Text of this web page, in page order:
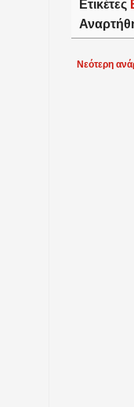
Ετικέτες
Νεότερη